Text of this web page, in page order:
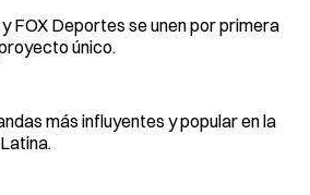
FOX Deportes se unen por primera
único.
más influyentes y popular en la